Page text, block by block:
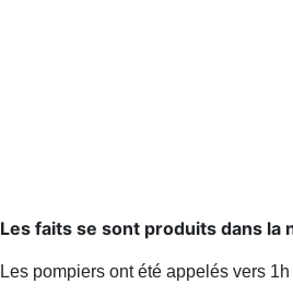
Les faits se sont produits dans la
Les pompiers ont été appelés vers